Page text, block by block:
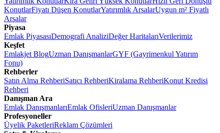
KonutlarFiyatı Düşen KonutlarYatırımlık ArsalarUygun m² Fiyatlı
Arsalar
Piyasa
Emlak PiyasasıDemografi AnaliziDeğer HaritalarıVerilerimiz
Keşfet
Emlakjet BlogUzman DanışmanlarGYF (Gayrimenkul Yatırım
Fonu)
Rehberler
Satın Alma RehberiSatıcı RehberiKiralama RehberiKonut Kredisi
Rehberi
Danışman Ara
Emlak DanışmanlarıEmlak OfisleriUzman Danışmanlar
Profesyoneller
Üyelik PaketleriReklam Çözümleri